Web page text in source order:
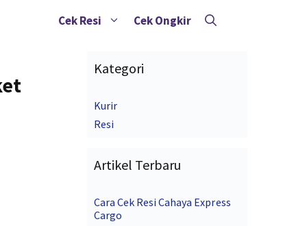
Cek Resi Cek Ongkir
Kategori
Kurir
Resi
Artikel Terbaru
Cara Cek Resi Cahaya Express
Cargo